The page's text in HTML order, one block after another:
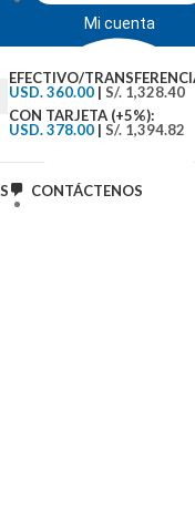
Mi cuenta
EFECTIVO/
USD. 360.00 | S/. 1,328.40
CON TARJETA (+5%):
USD. 378.00 | S/. 1,394.82
CONTÁCTENOS